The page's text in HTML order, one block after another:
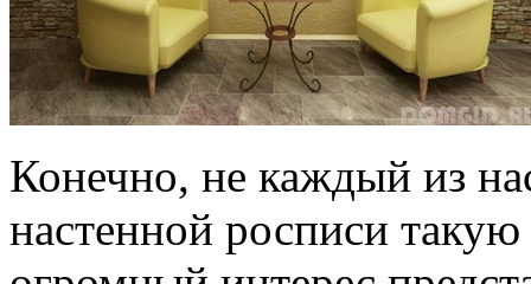
Конечно, не каждый из
настенной росписи